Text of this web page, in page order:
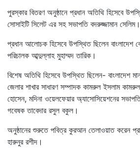
পুরস্কার বিতরণ অনুষ্ঠানে প্রধান অতিথি হিসেবে
সোসাইটি সিলেট এর সহ সভাপতি বদরুজ্জামান সেলিম।
প্রধান আলোচক হিসেবে উপস্থিত ছিলেন বাংলাদেশ
পরিচালক আব্দুল্লাহ মুহাম্মদ তারিক।
বিশেষ অতিথি হিসেবে উপস্থিত ছিলেন- বাংলাদেশ
জেলার শাখার সাধারণ সম্পাদক কামরুল ইসলাম
হোসেন, মদিনা ওয়েলফেয়ার অ্যাসোসিয়েশনের
গবেষক তাবেদার রসুল বকুল।
অনুষ্ঠানের শুরুতে পবিত্র কুরআন তেলাওয়াত করেন
হারুনুর রশীদ।